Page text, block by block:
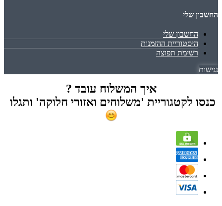
החשבון שלי
החשבון שלי
היסטוריית ההזמנות
רשימת תפוצה
נגישות
איך המשלוח עובד ?
כנסו לקטגוריית 'משלוחים ואזורי חלוקה' ותגלו